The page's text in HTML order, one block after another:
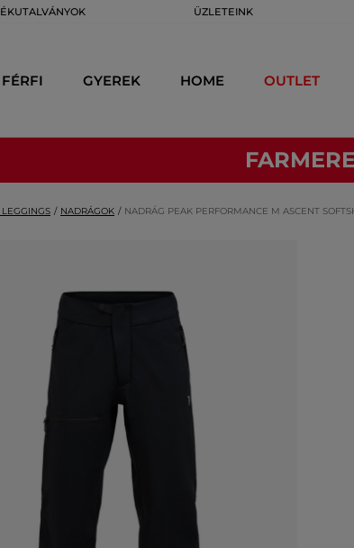
ÜZLETEINK
FÉRFI GYEREK HOME OUTLET
NADRÁGOK NADRÁG PEAK PERFORMANCE M ASCENT